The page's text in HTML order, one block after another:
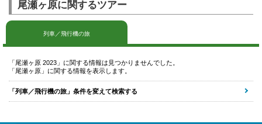
尾瀬ヶ原に関するツアー
列車／飛行機の旅
「尾瀬ヶ原 2023」に関する情報は見つかりませんでした。
「尾瀬ヶ原」に関する情報を表示します。
「列車／飛行機の旅」条件を変えて検索する